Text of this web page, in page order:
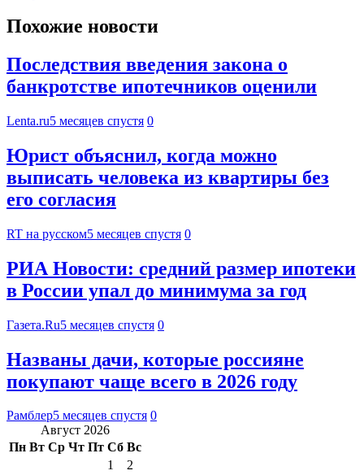
Похожие новости
Последствия введения закона о
банкротстве ипотечников оценили
Lenta.ru5 месяцев спустя 0
Юрист объяснил, когда можно
выписать человека из квартиры без
его согласия
RT на русском5 месяцев спустя 0
РИА Новости: средний размер ипотеки
в России упал до минимума за год
Газета.Ru5 месяцев спустя 0
Названы дачи, которые россияне
покупают чаще всего в 2026 году
Рамблер5 месяцев спустя 0
Август 2026
Пн Вт Ср Чт Пт Сб Вс
1
2